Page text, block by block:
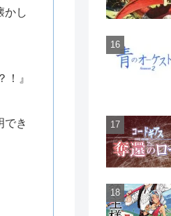
かし
』
でき